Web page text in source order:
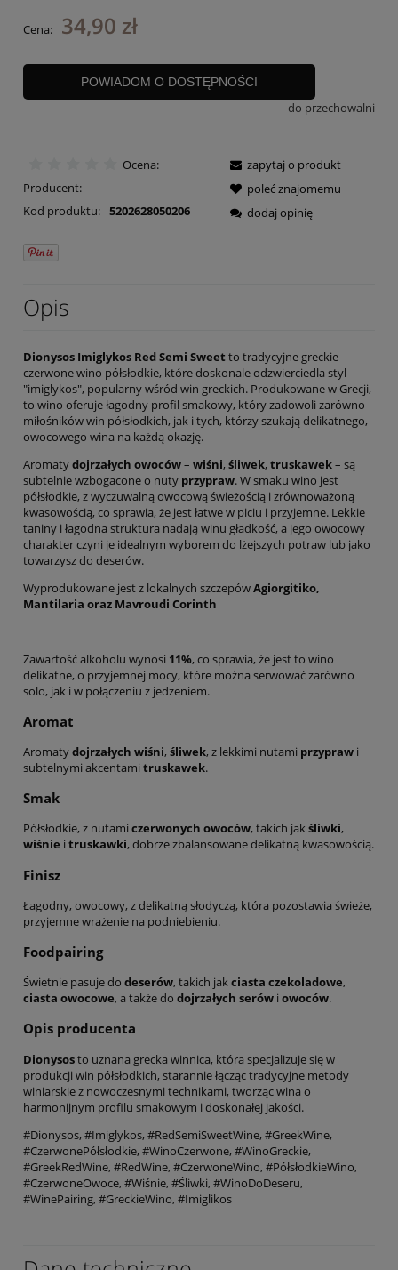
Cena: 34,90 zł
POWIADOM O DOSTĘPNOŚCI
do przechowalni
Ocena:
Producent: -
Kod produktu: 5202628050206
zapytaj o produkt
poleć znajomemu
dodaj opinię
Opis
Dionysos Imiglykos Red Semi Sweet to tradycyjne greckie
czerwone wino półsłodkie, które doskonale odzwierciedla styl
"imiglykos", popularny wśród win greckich. Produkowane w Grecji,
to wino oferuje łagodny profil smakowy, który zadowoli zarówno
miłośników win półsłodkich, jak i tych, którzy szukają delikatnego,
owocowego wina na każdą okazję.
Aromatydojrzałych owoców– wiśni, śliwek, truskawek– są
subtelnie wzbogacone o nuty przypraw. W smaku wino jest
półsłodkie, z wyczuwalną owocową świeżością i zrównoważoną
kwasowością, co sprawia, że jest łatwe w piciu i przyjemne. Lekkie
taniny i łagodna struktura nadają winu gładkość, a jego owocowy
charakter czyni je idealnym wyborem do lżejszych potraw lub jako
towarzysz do deserów.
Wyprodukowane jest z lokalnych szczepówAgiorgitiko,
Mantilaria oraz Mavroudi Corinth
Zawartość alkoholu wynosi 11%, co sprawia, że jest to wino
delikatne, o przyjemnej mocy, które można serwować zarówno
solo, jak i w połączeniu z jedzeniem.
Aromat
Aromatydojrzałych wiśni, śliwek, z lekkimi nutami przypraw i
subtelnymi akcentami truskawek.
Smak
Półsłodkie, z nutami czerwonych owoców, takich jakśliwki,
wiśnie i truskawki, dobrze zbalansowane delikatną kwasowością.
Finisz
Łagodny, owocowy, z delikatną słodyczą, która pozostawia świeże,
przyjemne wrażenie na podniebieniu.
Foodpairing
Świetnie pasuje do deserów, takich jakciasta czekoladowe,
ciasta owocowe, a także do dojrzałych serów i owoców.
Opis producenta
Dionysosto uznana grecka winnica, która specjalizuje się w
produkcji win półsłodkich, starannie łącząc tradycyjne metody
winiarskie z nowoczesnymi technikami, tworząc wina o
harmonijnym profilu smakowym i doskonałej jakości.
#Dionysos, #Imiglykos, #RedSemiSweetWine, #GreekWine,
#CzerwonePółsłodkie, #WinoCzerwone, #WinoGreckie,
#GreekRedWine, #RedWine, #CzerwoneWino, #PółsłodkieWino,
#CzerwoneOwoce, #Wiśnie, #Śliwki, #WinoDoDeseru,
#WinePairing, #GreckieWino, #Imiglikos